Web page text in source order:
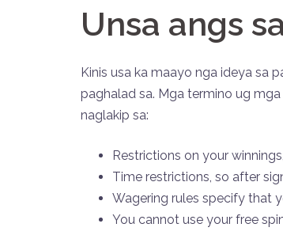
Unsa angs
Kinis usa ka maayo nga ideya sa
paghalad sa. Mga termino ug
naglakip sa:
Restrictions on your
Time restrictions, so after
Wagering rules specify that
You cannot use your free